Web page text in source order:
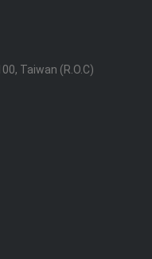
Taiwan (R.O.C)